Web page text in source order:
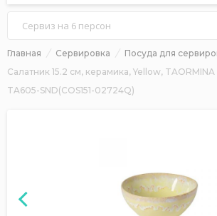
Сервиз на 6 персон
Главная Сервировка Посуда для
Салатник 15.2 см, керамика, Yellow,
TA605-SND(COS151-02724Q)